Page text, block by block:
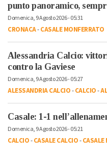
punto panoramico,
Domenica, 9 Agosto 2026 - 05:31
CRONACA-CASALE MONFERRATO
Alessandria Calcio:
contro la Gaviese
Domenica, 9 Agosto 2026 - 05:27
ALESSANDRIA CALCIO-CALCIO-
Casale: 1-1
Domenica, 9 Agosto 2026 - 05:21
CALCIO-CASALE CALCIO-CASALE